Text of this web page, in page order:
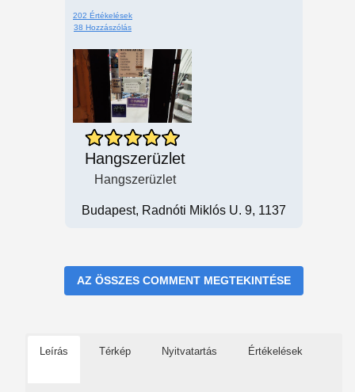
202 Értékelések
38 Hozzászólás
Hangszerüzlet
Hangszerüzlet
Budapest, Radnóti Miklós U. 9, 1137
AZ ÖSSZES COMMENT MEGTEKINTÉSE
Leírás Térkép Nyitvatartás Értékelések